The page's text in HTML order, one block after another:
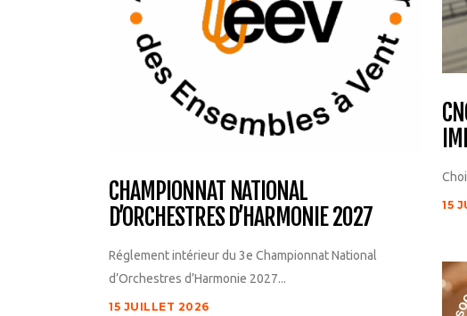
CHAMPIONNAT NATIONAL
D’ORCHESTRES D’HARMONIE 2027
Réglement intérieur du 3e Championnat National
d’Orchestres d’Harmonie 2027...
15 JUILLET 2026
15